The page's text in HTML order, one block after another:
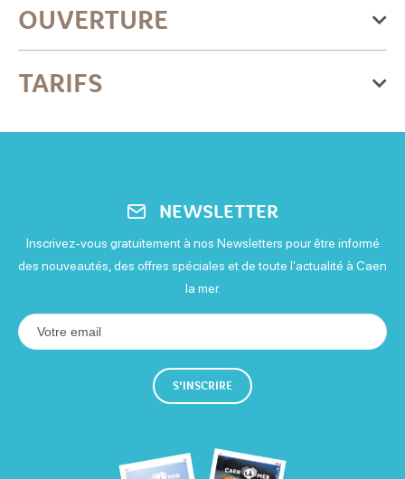
OUVERTURE
au jeudi 31 décembre 2026
Mercredi
Ouvert de 13h à 19h
Ouvert de 13h à 19h
TARIFS
Tarif
5€
30€
NEWSLETTER
Inscrivez-vous gratuitement à nos Newsletters pour être informé
des nouveautés, des offres spéciales et de toute l'actualité à Caen
la mer.
S'INSCRIRE